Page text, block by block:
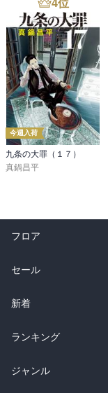
4位
今週入荷
九条の大罪（１７）
真鍋昌平
フロア
総合
ラノベ
雑誌・グラビア
BL・TL
セール
総合
ラノベ
雑誌・グラビア
新着
総合
ラノベ
ランキング
総合
ジャンル